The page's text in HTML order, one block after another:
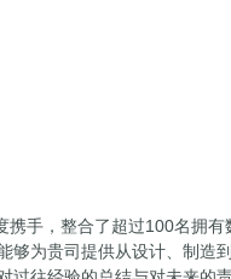
手，整合了超过100名拥有
够为贵司提供从设计、制造